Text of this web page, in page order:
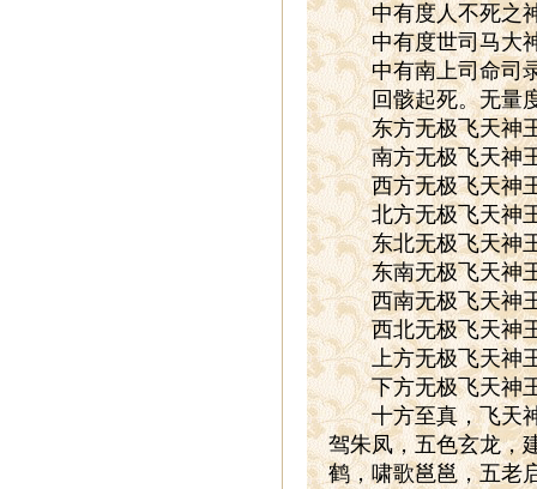
中有度人不死之神
中有度世司马大神
中有南上司命司录
回骸起死。无量度
东方无极飞天神王
南方无极飞天神王
西方无极飞天神王
北方无极飞天神王
东北无极飞天神王
东南无极飞天神王
西南无极飞天神王
西北无极飞天神王
上方无极飞天神王
下方无极飞天神王
十方至真，飞天神
驾朱凤，五色玄龙，
鹤，啸歌邕邕，五老